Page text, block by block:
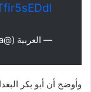
— العربية (@AlArabiya)
وأوضح أن أبو بكر